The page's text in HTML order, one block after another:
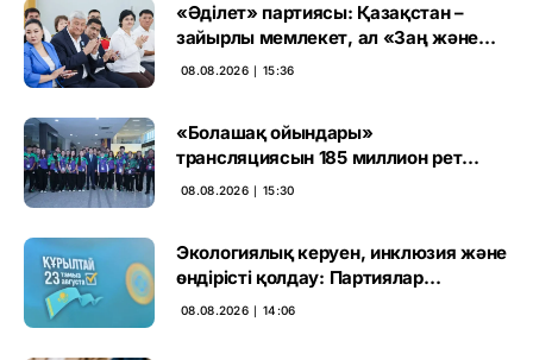
«Әділет» партиясы: Қазақстан –
зайырлы мемлекет, ал «Заң және
тәртіп» қағидаты баршаға міндетті
08.08.2026 ∣ 15:36
«Болашақ ойындары»
трансляциясын 185 миллион рет
көрген
08.08.2026 ∣ 15:30
Экологиялық керуен, инклюзия және
өндірісті қолдау: Партиялар
өңірлерде қандай мәселе көтерді
08.08.2026 ∣ 14:06